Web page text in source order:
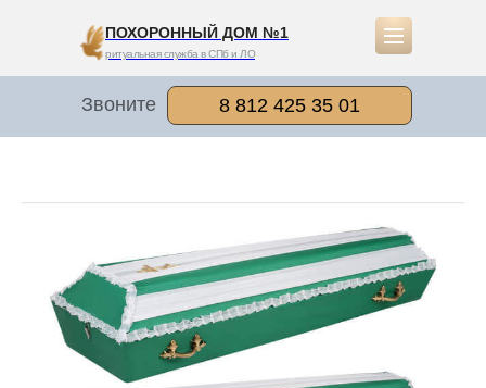
ПОХОРОННЫЙ ДОМ №1
ритуальная служба в СПб и ЛО
8 812 425 35 01
Звоните